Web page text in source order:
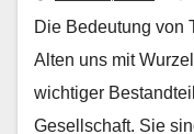
Die Bedeutung von
Alten uns mit
wichtiger
Gesellschaft. Sie